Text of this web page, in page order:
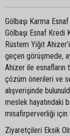
Gölbaşı Karma
Gölbaşı Esnaf Kredi
Rüstem Yiğit
geçen görüşmede,
Ahizer ile esnafların
çözüm önerileri ve
alışverişinde
meslek hayatındaki
misafirperverliği
Ziyaretçileri Eksik